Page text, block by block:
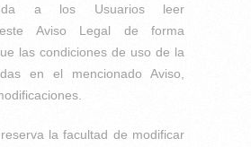
a los Usuarios leer
este Aviso Legal de forma
las condiciones de uso de la
en el mencionado Aviso,
la facultad de modificar